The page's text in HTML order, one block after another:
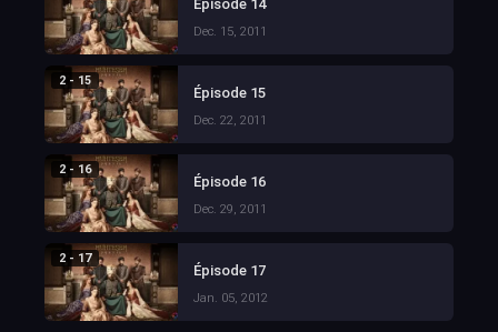
Épisode 14
Dec. 15, 2011
2 - 15
Épisode 15
Dec. 22, 2011
2 - 16
Épisode 16
Dec. 29, 2011
2 - 17
Épisode 17
Jan. 05, 2012